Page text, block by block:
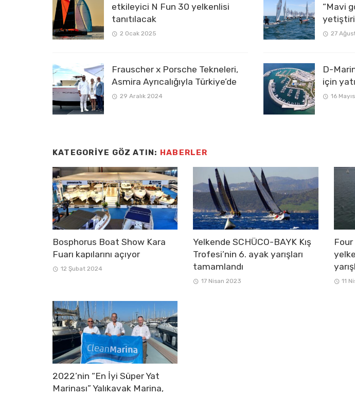
etkileyici N Fun 30 yelkenlisi
tanıtılacak
2 Ocak 2025
Frauscher x Porsche Tekneleri,
Asmira Ayrıcalığıyla Türkiye’de
29 Aralık 2024
“Mavi
27
D-
için
16
KATEGORIYE GÖZ ATIN: HABERLER
Bosphorus Boat Show Kara
Fuarı kapılarını açıyor
12 Şubat 2024
Yelkende SCHÜCO-BAYK Kış
Trofesi’nin 6. ayak yarışları
tamamlandı
17 Nisan 2023 11
2022’nin “En İyi Süper Yat
Marinası” Yalıkavak Marina,